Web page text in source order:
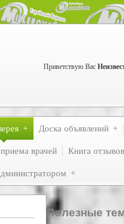
Приветствую Вас
Доска объявлений
врачей Книга
Полезные